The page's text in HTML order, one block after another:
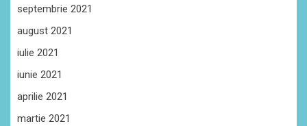
septembrie 2021
august 2021
iulie 2021
iunie 2021
aprilie 2021
martie 2021